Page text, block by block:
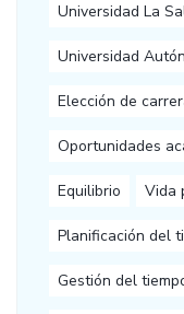
Universidad La
Universidad
Elección de
Oportunidades
Equilibrio Vida
Planificación del
Gestión del